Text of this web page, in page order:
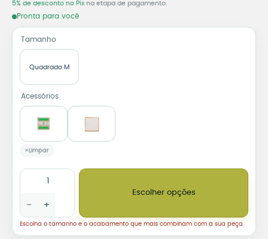
5% de desconto no Pix na etapa de pagamento.
Pronta para você
Tamanho
Quadrado M
Acessórios
Limpar
Azulejo Decorativo Amor – Ilustração de Coração quantidade
− +
Escolher opções
Escolha o tamanho e o acabamento que mais combinam com a sua peça.